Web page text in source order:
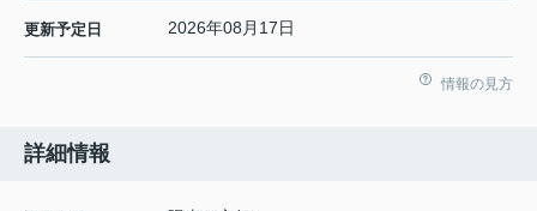
更新予定日 2026年08月17日
情報の見方
詳細情報